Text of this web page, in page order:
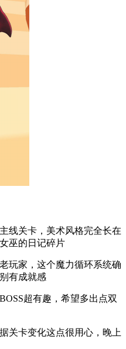
线关卡，美术风格完全长在
巫的日记碎片
玩家，这个魔力循环系统确
有成就感
超有趣，希望多出点双
关卡变化这点很用心，晚上